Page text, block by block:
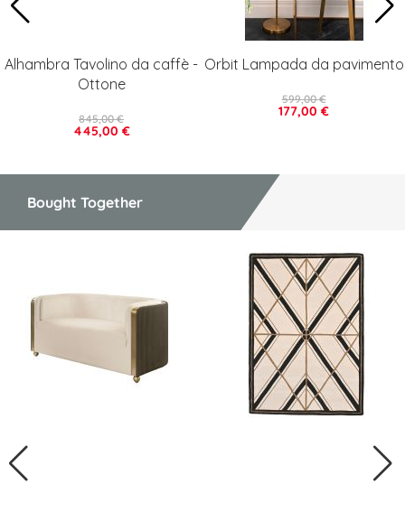
Alhambra Tavolino da caffè -
Ottone
445,00 €
845,00 €
Orbit Lampada da pavimento
177,00 €
599,00 €
Bought Together